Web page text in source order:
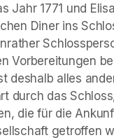
Jahr 1771 und
Diner ins
Vorbereitungen
deshalb alles
durch das
die für die
getroffen